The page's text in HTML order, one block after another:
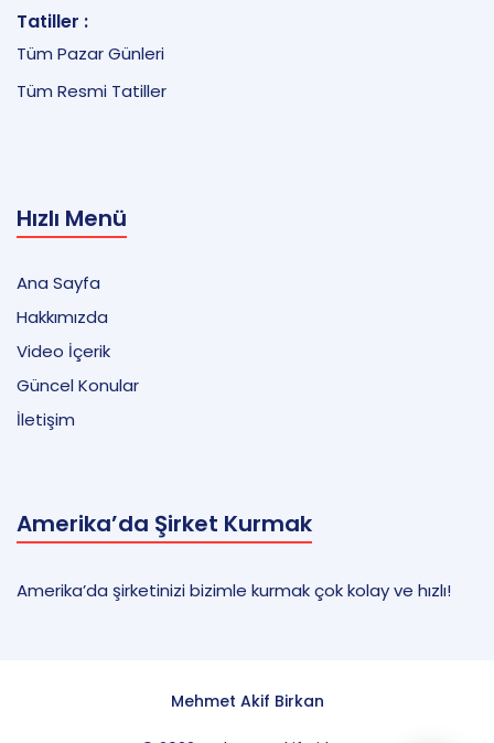
Tatiller :
Tüm Pazar Günleri
Tüm Resmi Tatiller
Hızlı Menü
Ana Sayfa
Hakkımızda
Video İçerik
Güncel Konular
İletişim
Amerika’da Şirket Kurmak
Amerika’da şirketinizi bizimle kurmak çok kolay ve hızlı!
Mehmet Akif Birkan